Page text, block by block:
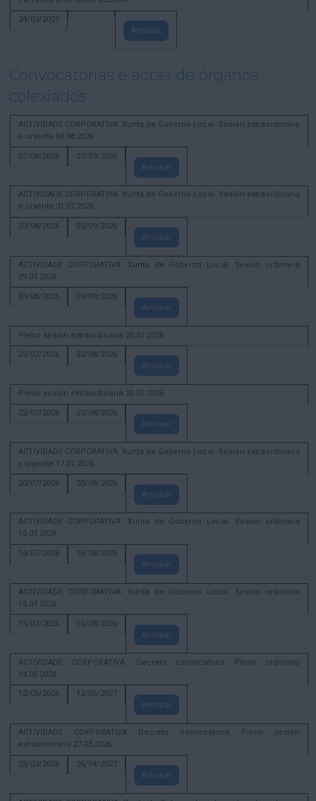
24/03/2021
Amosar
Convocatorias e actas de órganos
colexiados
ACTIVIDADE CORPORATIVA. Xunta de Goberno Local. Sesión extraordinaria
e urxente 04.08.2026
07/08/2026
07/09/2026
Amosar
ACTIVIDADE CORPORATIVA. Xunta de Goberno Local. Sesión extraordinaria
e urxente 31.07.2026
03/08/2026
03/09/2026
Amosar
ACTIVIDADE CORPORATIVA. Xunta de Goberno Local. Sesión ordinaria
29.07.2026
03/08/2026
03/09/2026
Amosar
Pleno sesión extraordinaria 20.07.2026
22/07/2026
22/08/2026
Amosar
Pleno sesión extraordinaria 20.07.2026
22/07/2026
22/08/2026
Amosar
ACTIVIDADE CORPORATIVA. Xunta de Goberno Local. Sesión extraordinaria
y urgente 17.07.2026
20/07/2026
20/08/2026
Amosar
ACTIVIDADE CORPORATIVA. Xunta de Goberno Local. Sesión ordinaria
15.07.2026
16/07/2026
16/08/2026
Amosar
ACTIVIDADE CORPORATIVA. Xunta de Goberno Local. Sesión ordinaria
15.07.2026
15/07/2026
15/08/2026
Amosar
ACTIVIDADE CORPORATIVA. Decreto convocatoria Pleno ordinario
14.05.2026
12/05/2026
12/05/2027
Amosar
ACTIVIDADE CORPORATIVA Decreto convocatoria Pleno sesión
extraordinaria 27.03.2026
25/03/2026
26/04/2027
Amosar